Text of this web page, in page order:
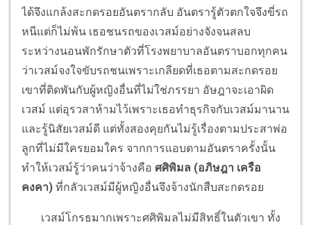
ได้จึงแกล้งสะกดรอยอันตรากลับ อันตรารู้ตัวตกใจจึงขี่รถ
หนีแต่ก็ไม่พ้น เธอชนรถของเวสม์อย่างจังจนสลบ
ระหว่างนอนพักรักษาตัวที่โรงพยาบาลอันตราบอกทุกคน
ว่าเวสม์จงใจขับรถชนเพราะเกลียดที่เธอตามสะกดรอย
เขาที่ติดพันกับผู้หญิงอื่นที่ไม่ใช่ภรรยา อัษฎาจะเอาผิด
เวสม์ แต่อุรวสาห้ามไว้เพราะเธอทำธุรกิจกับเวสม์มานาน
และรู้นิสัยเวสม์ดี แต่ทั้งสองคุยกันไม่รู้เรื่องตามประสาพ่อ
ลูกที่ไม่มีใครยอมใคร จากการแอบตามอันตราครั้งนั้น
ทำให้เวสม์รู้ว่าคนว่าจ้างคือ ศศิพิมล (อภิษฎา เครือ
คงคา) ที่กลัวเวสม์มีผู้หญิงอื่นจึงจ้างนักสืบสะกดรอย
เวสม์โกรธมากเพราะศศิพิมลไม่มีสิทธิ์ในตัวเขา ทั้ง